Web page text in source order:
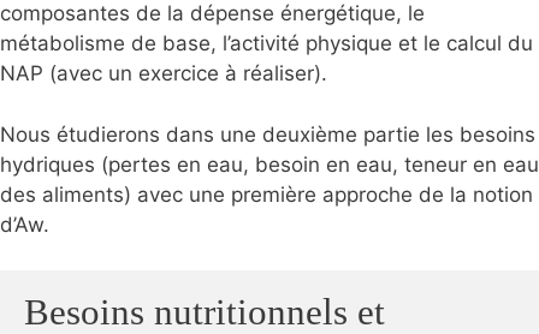
composantes de la dépense énergétique, le
métabolisme de base, l’activité physique et le calcul du
NAP (avec un exercice à réaliser).
Nous étudierons dans une deuxième partie les besoins
hydriques (pertes en eau, besoin en eau, teneur en eau
des aliments) avec une première approche de la notion
d’Aw.
Besoins nutritionnels et